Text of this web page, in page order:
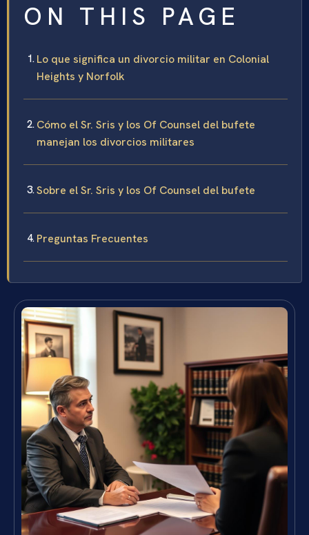
ON THIS PAGE
Lo que significa un divorcio militar en Colonial
Heights y Norfolk
Cómo el Sr. Sris y los Of Counsel del bufete
manejan los divorcios militares
Sobre el Sr. Sris y los Of Counsel del bufete
Preguntas Frecuentes